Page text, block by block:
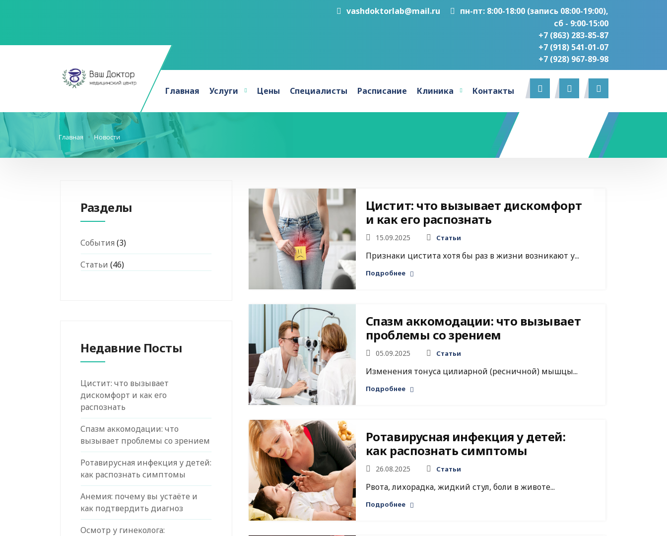
vashdoktorlab@mail.ru
пн-пт: 8:00-18:00 (запись 08:00-19:00),
сб - 9:00-15:00
+7 (863) 283-85-87
+7 (918) 541-01-07
‎+7 (928) 967-89-98
Главная Услуги Цены Специалисты Расписание Клиника Контакты
Главная Новости
Разделы
События (3)
Статьи (46)
Недавние Посты
Цистит: что вызывает
дискомфорт и как его
распознать
Спазм аккомодации: что
вызывает проблемы со зрением
Ротавирусная инфекция у детей:
как распознать симптомы
Анемия: почему вы устаёте и
как подтвердить диагноз
Осмотр у гинеколога:
Цистит: что вызывает дискомфорт
и как его распознать
15.09.2025 Статьи
Признаки цистита хотя бы раз в жизни возникают у...
Подробнее
Спазм аккомодации: что вызывает
проблемы со зрением
05.09.2025 Статьи
Изменения тонуса цилиарной (ресничной) мышцы...
Подробнее
Ротавирусная инфекция у детей:
как распознать симптомы
26.08.2025 Статьи
Рвота, лихорадка, жидкий стул, боли в животе...
Подробнее